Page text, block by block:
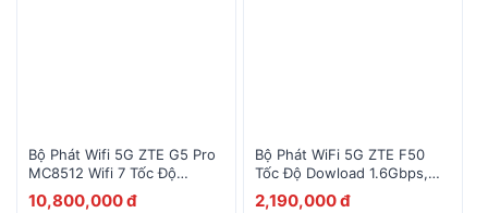
Bộ Phát Wifi 5G ZTE G5 Pro
MC8512 Wifi 7 Tốc Độ
7200Mbps
10,800,000 đ
Bộ Phát WiFi 5G ZTE F50
Tốc Độ Dowload 1.6Gbps,
Upload 225Mbps
2,190,000 đ